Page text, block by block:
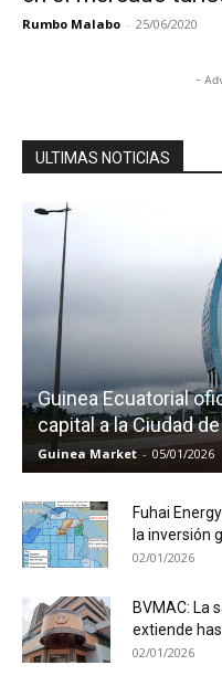
Rumbo Malabo - 25/06/2020
-
ULTIMAS NOTICIAS
Guinea Ecuatorial
capital a la Ciudad
Guinea Market - 05/01/2026
Fuhai
la inversión
02/01/2026
BVMAC: La
extiende
02/01/2026